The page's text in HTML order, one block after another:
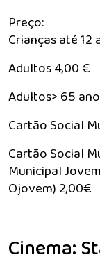
Preço:
Crianças até 12
Adultos 4,00 €
Adultos> 65
Cartão Social
Cartão Social
Municipal
Ojovem) 2,00€
Cinema: